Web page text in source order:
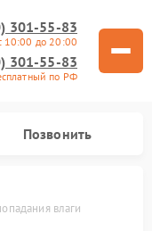
301-55-83
10:00 до 20:00
301-55-83
по РФ
Позвонить
влаги